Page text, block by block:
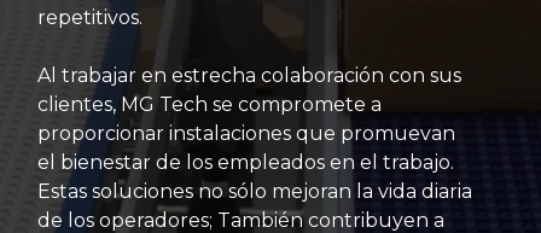
repetitivos.
Al trabajar en estrecha colaboración con sus
clientes, MG Tech se compromete a
proporcionar instalaciones que promuevan
el bienestar de los empleados en el trabajo.
Estas soluciones no sólo mejoran la vida diaria
de los operadores; También contribuyen a